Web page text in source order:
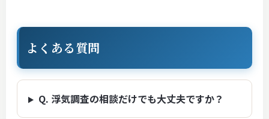
よくある質問
Q. 浮気調査の相談だけでも大丈夫ですか？